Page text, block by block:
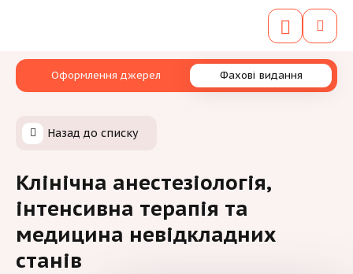
Оформлення джерел Фахові видання
Назад до списку
Клінічна анестезіологія,
інтенсивна терапія та
медицина невідкладних
станів